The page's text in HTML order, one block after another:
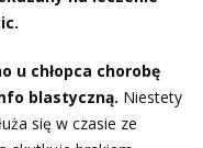
u chłopca chorobę
blastyczną. Niestety
się w czasie ze